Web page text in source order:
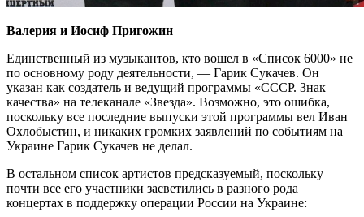
Валерия и Иосиф Пригожин
Единственный из музыкантов, кто вошел в «Список 6000» не
по основному роду деятельности, — Гарик Сукачев. Он
указан как создатель и ведущий программы «СССР. Знак
качества» на телеканале «Звезда». Возможно, это ошибка,
поскольку все последние выпуски этой программы вел Иван
Охлобыстин, и никаких громких заявлений по событиям на
Украине Гарик Сукачев не делал.
В остальном список артистов предсказуемый, поскольку
почти все его участники засветились в разного рода
концертах в поддержку операции России на Украине: